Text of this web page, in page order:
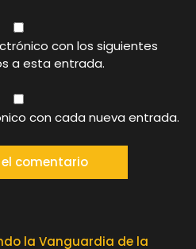
con los siguientes
a esta entrada.
con cada nueva entrada.
la Vanguardia de la